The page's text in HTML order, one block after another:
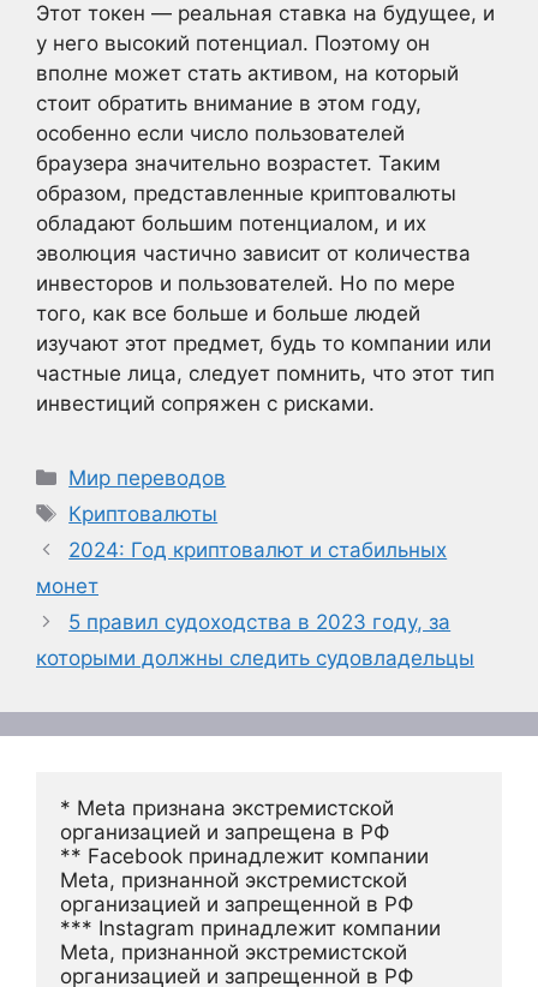
Этот токен — реальная ставка на будущее, и
у него высокий потенциал. Поэтому он
вполне может стать активом, на который
стоит обратить внимание в этом году,
особенно если число пользователей
браузера значительно возрастет. Таким
образом, представленные криптовалюты
обладают большим потенциалом, и их
эволюция частично зависит от количества
инвесторов и пользователей. Но по мере
того, как все больше и больше людей
изучают этот предмет, будь то компании или
частные лица, следует помнить, что этот тип
инвестиций сопряжен с рисками.
Рубрики
Мир переводов
Метки
Криптовалюты
2024: Год криптовалют и стабильных
монет
5 правил судоходства в 2023 году, за
которыми должны следить судовладельцы
* Meta признана экстремистской
организацией и запрещена в РФ
** Facebook принадлежит компании
Meta, признанной экстремистской
организацией и запрещенной в РФ
*** Instagram принадлежит компании
Meta, признанной экстремистской
организацией и запрещенной в РФ